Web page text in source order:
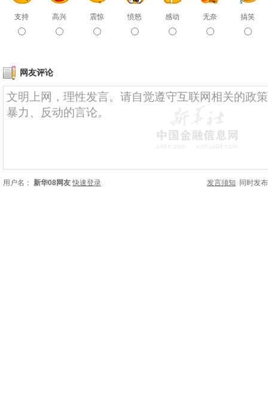
支持 高兴 震惊 愤怒 感动 无奈 搞笑
网友评论
用户名： 新华08网友 快速登录 发言须知 同时发